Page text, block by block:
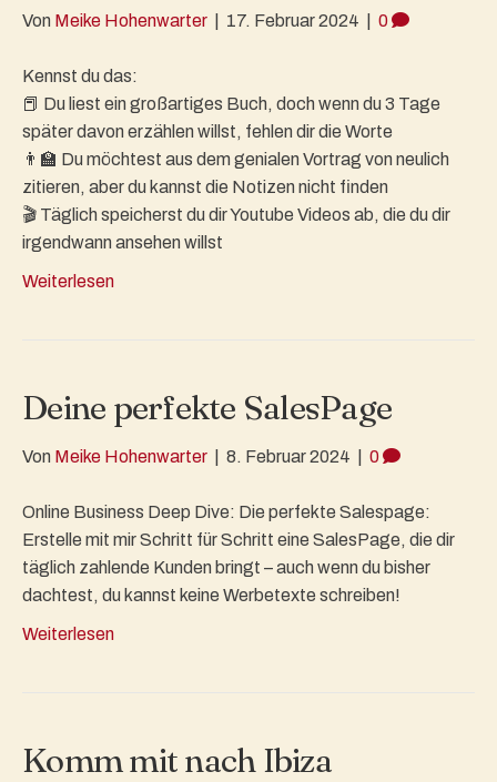
Von Meike Hohenwarter 17. Februar 2024 0
Kennst du das:
📕 Du liest ein großartiges Buch, doch wenn du 3 Tage
später davon erzählen willst, fehlen dir die Worte
👨‍🏫 Du möchtest aus dem genialen Vortrag von neulich
zitieren, aber du kannst die Notizen nicht finden
🎬 Täglich speicherst du dir Youtube Videos ab, die du dir
irgendwann ansehen willst
Weiterlesen
Deine perfekte SalesPage
Von Meike Hohenwarter 8. Februar 2024 0
Online Business Deep Dive: Die perfekte Salespage:
Erstelle mit mir Schritt für Schritt eine SalesPage, die dir
täglich zahlende Kunden bringt – auch wenn du bisher
dachtest, du kannst keine Werbetexte schreiben!
Weiterlesen
Komm mit nach Ibiza